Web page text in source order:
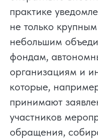
практике
не только
небольшим
фондам,
организациям и
которые,
принимают
участников
обращения,